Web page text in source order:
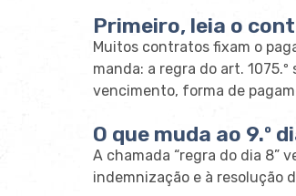
Primeiro, leia o
Muitos contratos fixam o
manda: a regra do art.
vencimento, forma de
O que muda ao 9.º
A chamada “regra do dia 8”
indemnização e à resolução